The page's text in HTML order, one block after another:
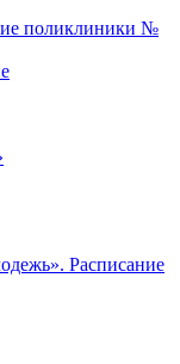
поликлиники №
Расписание